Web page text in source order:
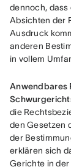
dennoch, dass
Absichten der
Ausdruck
anderen
in vollem
Anwendbares
die
den Gesetzen
der
erklären sich
Gerichte in der